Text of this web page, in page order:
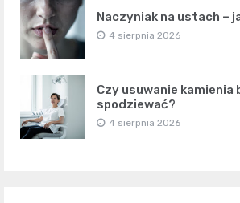
Naczyniak na ustach –
4 sierpnia 2026
Czy usuwanie kamienia
spodziewać?
4 sierpnia 2026